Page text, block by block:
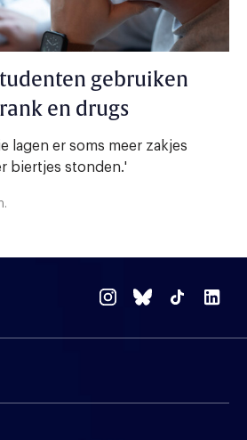
gebruiken
en drugs
lagen er soms meer zakjes
biertjes stonden.'